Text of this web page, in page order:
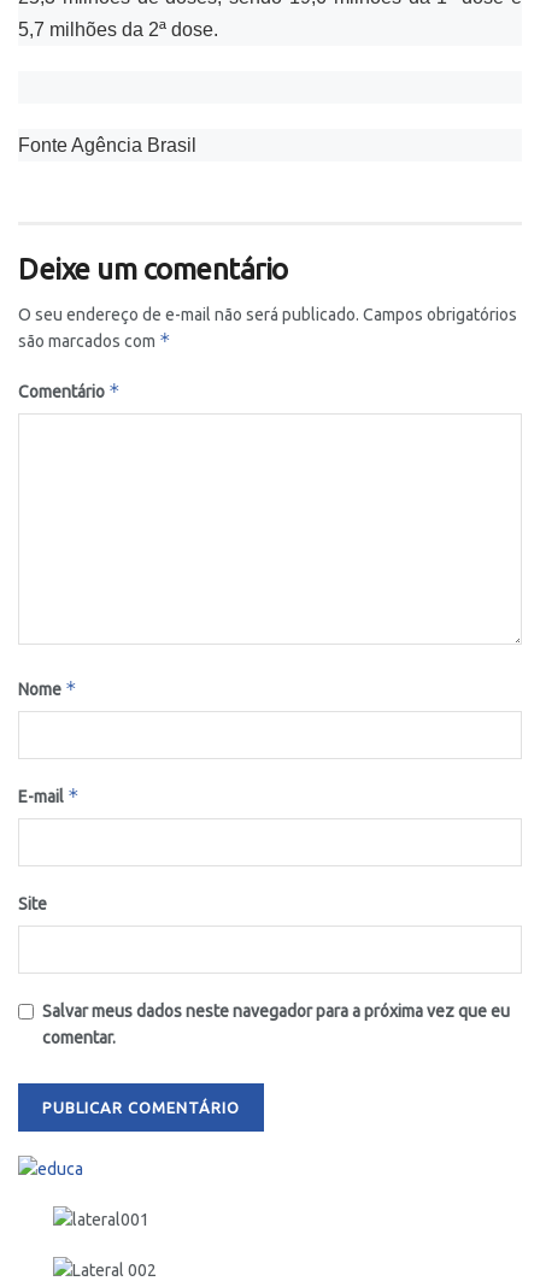
5,7 milhões da 2ª dose.
Fonte Agência Brasil
Deixe um comentário
O seu endereço de e-mail não será publicado. Campos obrigatórios
são marcados com *
Comentário *
Nome *
E-mail *
Site
Salvar meus dados neste navegador para a próxima vez que eu
comentar.